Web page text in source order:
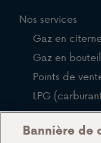
Nos services
Gaz en
Gaz en
Points de
LPG
Bannière de